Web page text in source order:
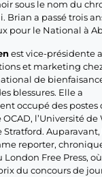
sous le nom du
Brian a passé trois
pour le National à
est vice-présidente
et marketing
de
blessures. Elle a
occupé des postes
OCAD, l’Université
Stratford.
reporter,
London Free Press,
du concours de